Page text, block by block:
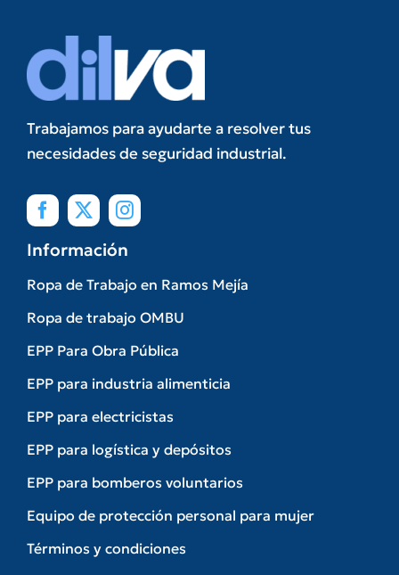
Trabajamos para ayudarte a resolver tus
necesidades de seguridad industrial.
Información
Ropa de Trabajo en Ramos Mejía
Ropa de trabajo OMBU
EPP Para Obra Pública
EPP para industria alimenticia
EPP para electricistas
EPP para logística y depósitos
EPP para bomberos voluntarios
Equipo de protección personal para mujer
Términos y condiciones